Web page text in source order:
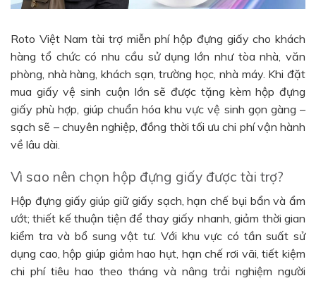
Roto Việt Nam tài trợ miễn phí hộp đựng giấy cho khách
hàng tổ chức có nhu cầu sử dụng lớn như tòa nhà, văn
phòng, nhà hàng, khách sạn, trường học, nhà máy. Khi đặt
mua giấy vệ sinh cuộn lớn sẽ được tặng kèm hộp đựng
giấy phù hợp, giúp chuẩn hóa khu vực vệ sinh gọn gàng –
sạch sẽ – chuyên nghiệp, đồng thời tối ưu chi phí vận hành
về lâu dài.
Vì sao nên chọn hộp đựng giấy được tài trợ?
Hộp đựng giấy giúp giữ giấy sạch, hạn chế bụi bẩn và ẩm
ướt; thiết kế thuận tiện để thay giấy nhanh, giảm thời gian
kiểm tra và bổ sung vật tư. Với khu vực có tần suất sử
dụng cao, hộp giúp giảm hao hụt, hạn chế rơi vãi, tiết kiệm
chi phí tiêu hao theo tháng và nâng trải nghiệm người